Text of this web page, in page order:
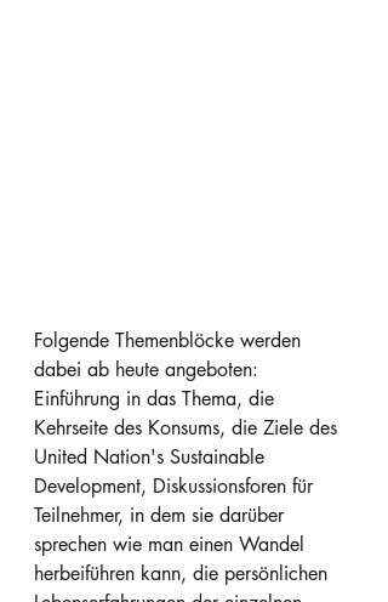
Folgende Themenblöcke werden
dabei ab heute angeboten:
Einführung in das Thema, die
Kehrseite des Konsums, die Ziele des
United Nation's Sustainable
Development, Diskussionsforen für
Teilnehmer, in dem sie darüber
sprechen wie man einen Wandel
herbeiführen kann, die persönlichen